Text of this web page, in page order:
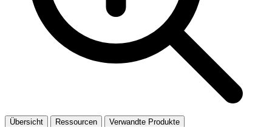
Übersicht Ressourcen
Verwandte Produkte